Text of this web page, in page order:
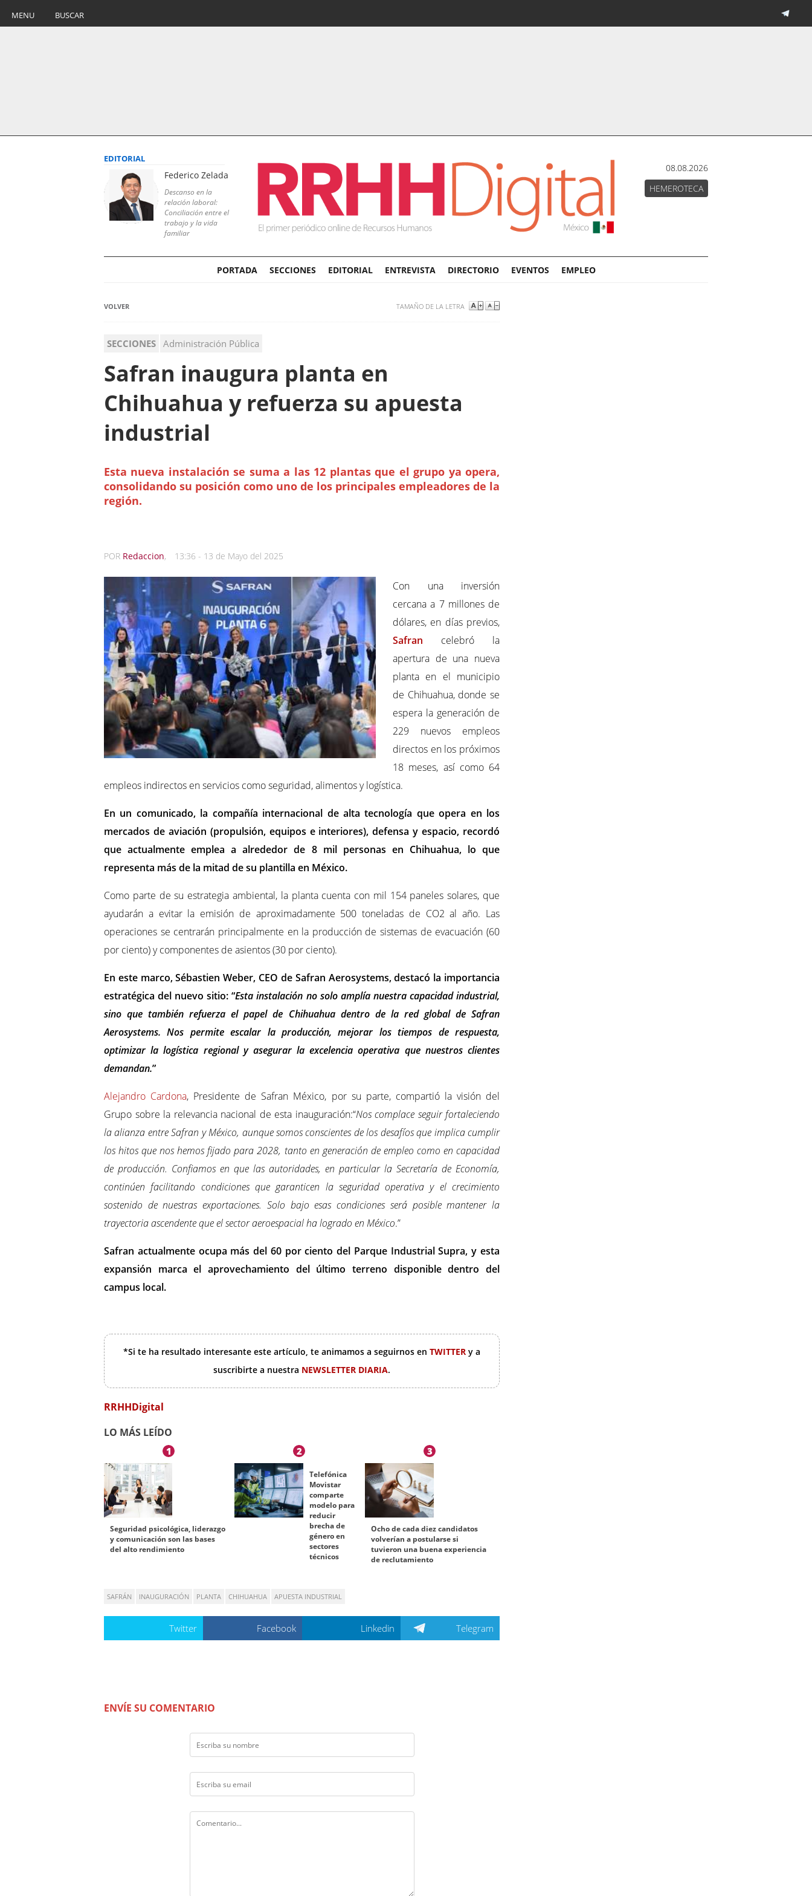
MENU BUSCAR
EDITORIAL
Federico Zelada
Descanso en la
relación laboral:
Conciliación entre el
trabajo y la vida
familiar
08.08.2026
HEMEROTECA
PORTADA SECCIONES EDITORIAL ENTREVISTA DIRECTORIO EVENTOS EMPLEO
VOLVER TAMAÑO DE LA LETRA
SECCIONES Administración Pública
Safran inaugura planta en
Chihuahua y refuerza su apuesta
industrial
Esta nueva instalación se suma a las 12 plantas que el grupo ya opera,
consolidando su posición como uno de los principales empleadores de la
región.
POR Redaccion, 13:36 - 13 de Mayo del 2025
Con una inversión
cercana a 7 millones de
dólares, en días previos,
Safran celebró la
apertura de una nueva
planta en el municipio
de Chihuahua, donde se
espera la generación de
229 nuevos empleos
directos en los próximos
18 meses, así como 64
empleos indirectos en servicios como seguridad, alimentos y logística.
En un comunicado, la compañía internacional de alta tecnología que opera en los
mercados de aviación (propulsión, equipos e interiores), defensa y espacio, recordó
que actualmente emplea a alrededor de 8 mil personas en Chihuahua, lo que
representa más de la mitad de su plantilla en México.
Como parte de su estrategia ambiental, la planta cuenta con mil 154 paneles solares, que
ayudarán a evitar la emisión de aproximadamente 500 toneladas de CO2 al año. Las
operaciones se centrarán principalmente en la producción de sistemas de evacuación (60
por ciento) y componentes de asientos (30 por ciento).
En este marco, Sébastien Weber, CEO de Safran Aerosystems, destacó la importancia
estratégica del nuevo sitio: “Esta instalación no solo amplía nuestra capacidad industrial,
sino que también refuerza el papel de Chihuahua dentro de la red global de Safran
Aerosystems. Nos permite escalar la producción, mejorar los tiempos de respuesta,
optimizar la logística regional y asegurar la excelencia operativa que nuestros clientes
demandan.”
Alejandro Cardona, Presidente de Safran México, por su parte, compartió la visión del
Grupo sobre la relevancia nacional de esta inauguración:“Nos complace seguir fortaleciendo
la alianza entre Safran y México, aunque somos conscientes de los desafíos que implica cumplir
los hitos que nos hemos fijado para 2028, tanto en generación de empleo como en capacidad
de producción. Confiamos en que las autoridades, en particular la Secretaría de Economía,
continúen facilitando condiciones que garanticen la seguridad operativa y el crecimiento
sostenido de nuestras exportaciones. Solo bajo esas condiciones será posible mantener la
trayectoria ascendente que el sector aeroespacial ha logrado en México.”
Safran actualmente ocupa más del 60 por ciento del Parque Industrial Supra, y esta
expansión marca el aprovechamiento del último terreno disponible dentro del
campus local.
*Si te ha resultado interesante este artículo, te animamos a seguirnos en TWITTER y a
suscribirte a nuestra NEWSLETTER DIARIA.
RRHHDigital
LO MÁS LEÍDO
1
Seguridad psicológica, liderazgo
y comunicación son las bases
del alto rendimiento
2
Telefónica
Movistar
comparte
modelo para
reducir
brecha de
género en
sectores
técnicos
3
Ocho de cada diez candidatos
volverían a postularse si
tuvieron una buena experiencia
de reclutamiento
SAFRÁN INAUGURACIÓN PLANTA CHIHUAHUA APUESTA INDUSTRIAL
Twitter Facebook Linkedin Telegram
ENVÍE SU COMENTARIO